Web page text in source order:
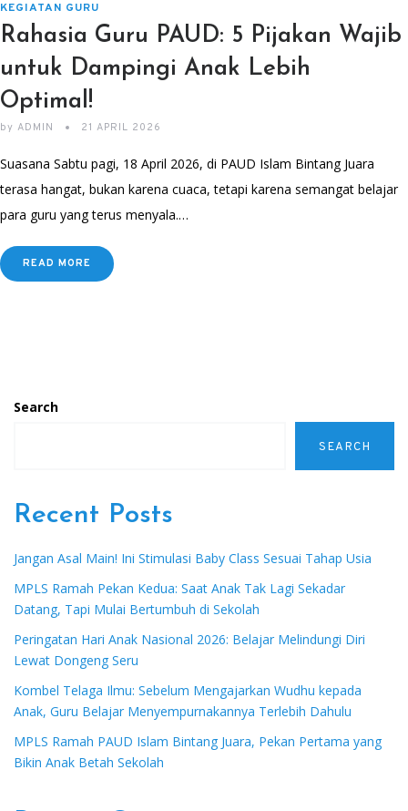
KEGIATAN GURU
Rahasia Guru PAUD: 5 Pijakan Wajib
untuk Dampingi Anak Lebih
Optimal!
by ADMIN 21 APRIL 2026
Suasana Sabtu pagi, 18 April 2026, di PAUD Islam Bintang Juara
terasa hangat, bukan karena cuaca, tetapi karena semangat belajar
para guru yang terus menyala.…
READ MORE
Search
SEARCH
Recent Posts
Jangan Asal Main! Ini Stimulasi Baby Class Sesuai Tahap Usia
MPLS Ramah Pekan Kedua: Saat Anak Tak Lagi Sekadar
Datang, Tapi Mulai Bertumbuh di Sekolah
Peringatan Hari Anak Nasional 2026: Belajar Melindungi Diri
Lewat Dongeng Seru
Kombel Telaga Ilmu: Sebelum Mengajarkan Wudhu kepada
Anak, Guru Belajar Menyempurnakannya Terlebih Dahulu
MPLS Ramah PAUD Islam Bintang Juara, Pekan Pertama yang
Bikin Anak Betah Sekolah